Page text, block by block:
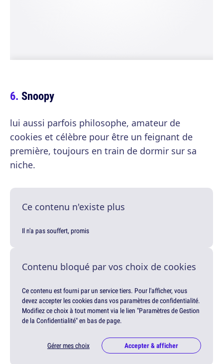
Snoopy
lui aussi parfois philosophe, amateur de
cookies et célèbre pour être un feignant de
première, toujours en train de dormir sur sa
niche.
Ce contenu n'existe plus
Il n'a pas souffert, promis
Contenu bloqué par vos choix de cookies
Ce contenu est fourni par un service tiers. Pour l'afficher, vous
devez accepter les cookies dans vos paramètres de confidentialité.
Modifiez ce choix à tout moment via le lien "Paramètres de Gestion
de la Confidentialité" en bas de page.
Gérer mes choix Accepter & afficher